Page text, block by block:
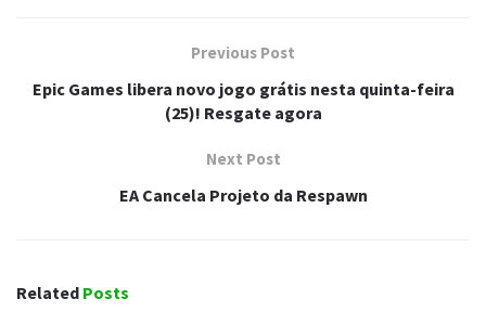
Previous Post
Epic Games libera novo jogo grátis nesta quinta-feira
(25)! Resgate agora
Next Post
EA Cancela Projeto da Respawn
Related Posts